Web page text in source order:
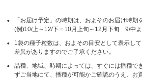
「お届け予定」の時期は、およそのお届け時期
(例)10/上～12/下＝10月上旬～12月下旬 9/中
1袋の種子粒数は、およその目安として表示し
差異がありますのでご了承ください。
品種、地域、時期によっては、すぐには播種で
ずご当地にて、播種が可能かご確認のうえ、お